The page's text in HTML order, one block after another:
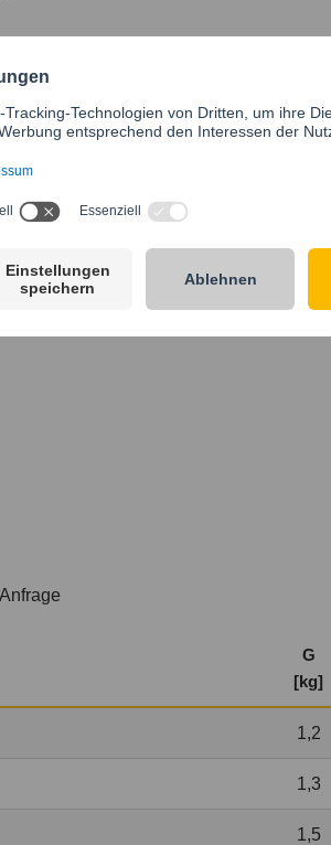
Ausführung und Konstruktion der
in Anlehnung an die Richtlinien
G
[kg]
1,2
1,3
1,5